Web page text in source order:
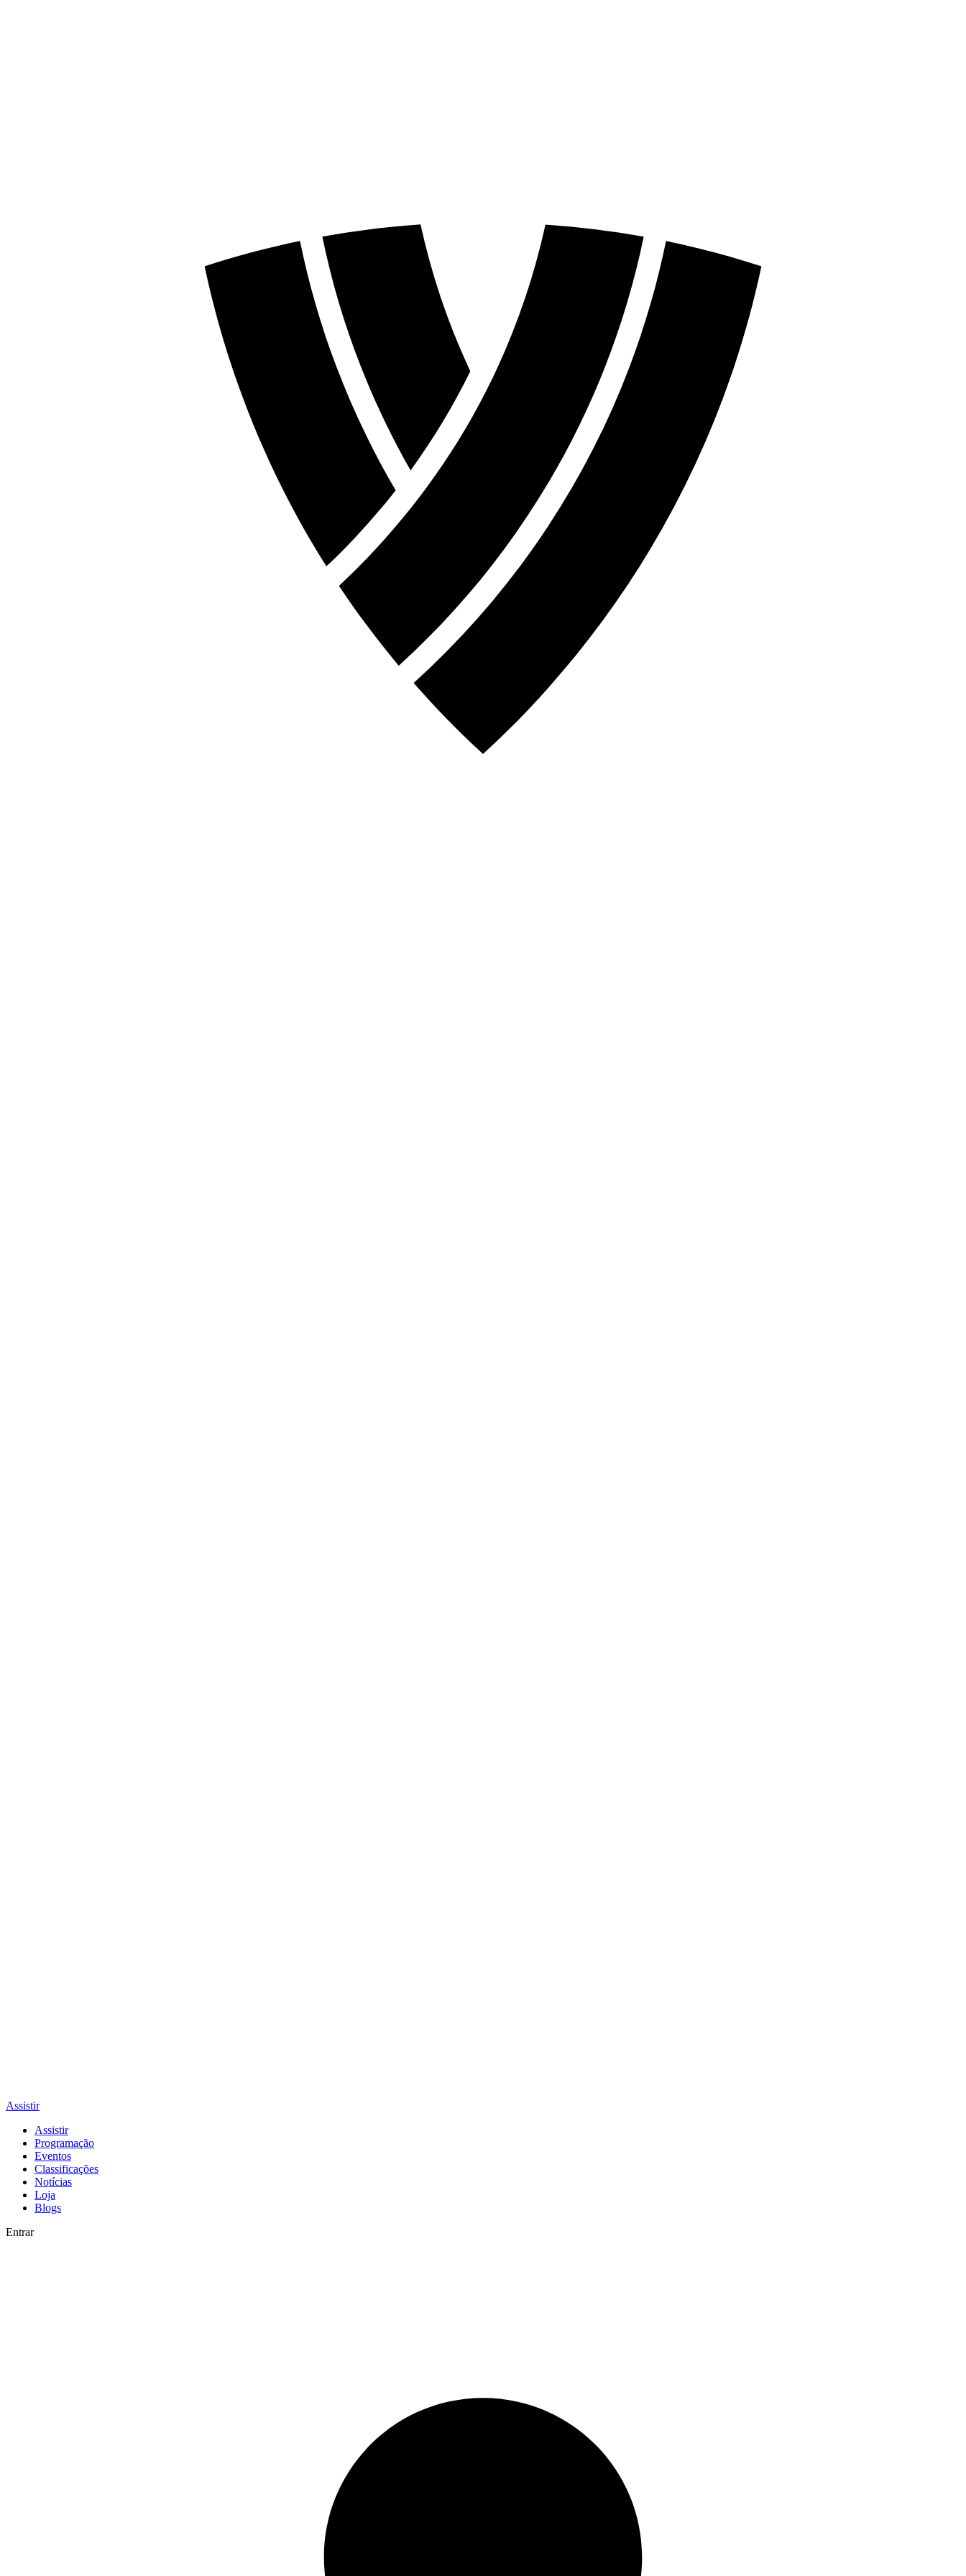
Assistir
Assistir
Programação
Eventos
Classificações
Notícias
Loja
Blogs
Entrar